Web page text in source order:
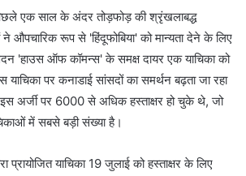
एक साल के अंदर तोड़फोड़ की श्रृंखलाबद्ध
औपचारिक रूप से 'हिंदूफोबिया' को मान्यता देने के लिए
'हाउस ऑफ कॉमन्स' के समक्ष दायर एक याचिका को
याचिका पर कनाडाई सांसदों का समर्थन बढ़ता जा रहा
अर्जी पर 6000 से अधिक हस्ताक्षर हो चुके थे, जो
में सबसे बड़ी संख्या है।
प्रायोजित याचिका 19 जुलाई को हस्ताक्षर के लिए